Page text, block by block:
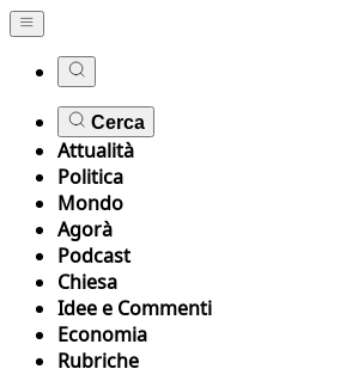
Cerca
Attualità
Politica
Mondo
Agorà
Podcast
Chiesa
Idee e Commenti
Economia
Rubriche